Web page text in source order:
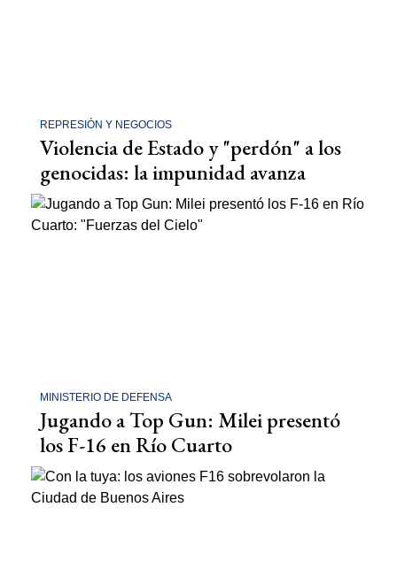
REPRESIÓN Y NEGOCIOS
Violencia de Estado y "perdón" a los
genocidas: la impunidad avanza
MINISTERIO DE DEFENSA
Jugando a Top Gun: Milei presentó
los F-16 en Río Cuarto